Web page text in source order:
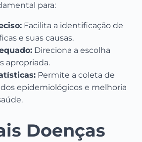
para:
Facilita a identificação de
e suas causas.
Direciona a escolha
apropriada.
Permite a coleta de
epidemiológicos e melhoria
Doenças